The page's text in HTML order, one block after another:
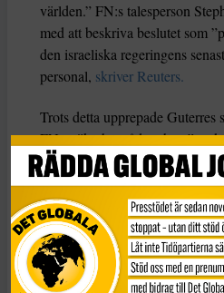
världen.” FN:s talesperson
med att beskriva beslutet som
den israeliska regeringens
personal, skriver Reuters.
Trots detta upprepade Guterres
FN:s säkerhetsråd att han
massiva missilattack från Iran
ursprungliga svar ansågs
regeringen, som fortsatt håller
tydligt fördöma Irans agerande.
KATEGORI TAGGAR